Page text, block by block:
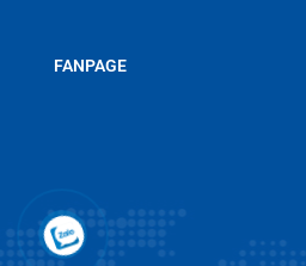
FANPAGE